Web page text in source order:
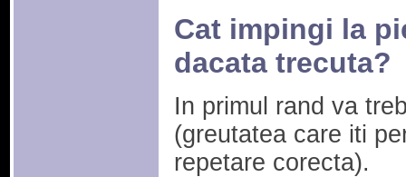
Cat impingi la
dacata trecuta?
In primul rand va
(greutatea care iti
repetare corecta).